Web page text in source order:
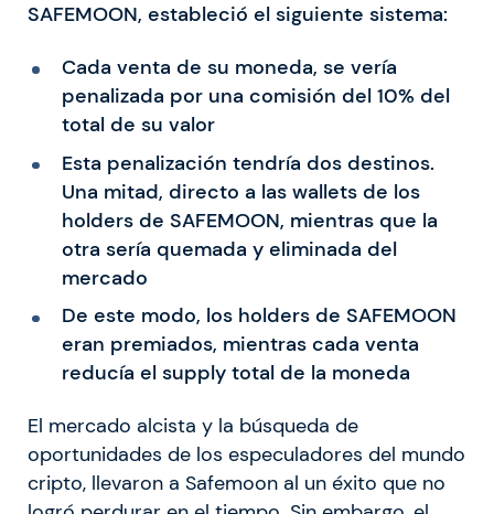
SAFEMOON, estableció el siguiente sistema:
Cada venta de su moneda, se vería
penalizada por una comisión del 10% del
total de su valor
Esta penalización tendría dos destinos.
Una mitad, directo a las wallets de los
holders de SAFEMOON, mientras que la
otra sería quemada y eliminada del
mercado
De este modo, los holders de SAFEMOON
eran premiados, mientras cada venta
reducía el supply total de la moneda
El mercado alcista y la búsqueda de
oportunidades de los especuladores del mundo
cripto, llevaron a Safemoon al un éxito que no